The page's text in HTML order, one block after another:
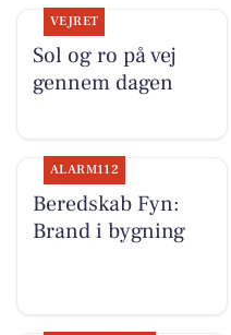
VEJRET
Sol og ro på vej
gennem dagen
ALARM112
Beredskab Fyn:
Brand i bygning